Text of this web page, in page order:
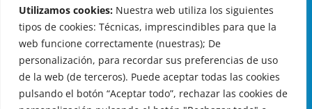
Utilizamos cookies: Nuestra web utiliza los siguientes
tipos de cookies: Técnicas, imprescindibles para que la
web funcione correctamente (nuestras); De
personalización, para recordar sus preferencias de uso
de la web (de terceros). Puede aceptar todas las cookies
pulsando el botón “Aceptar todo”, rechazar las cookies de
OTERO DE HERREROS EN LAS REDES